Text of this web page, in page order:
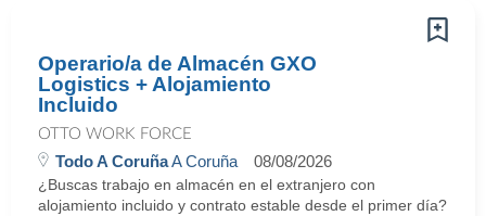
Operario/a de Almacén GXO
Logistics + Alojamiento
Incluido
OTTO WORK FORCE
Todo A CoruñaA Coruña 08/08/2026
¿Buscas trabajo en almacén en el extranjero con
alojamiento incluido y contrato estable desde el primer día?